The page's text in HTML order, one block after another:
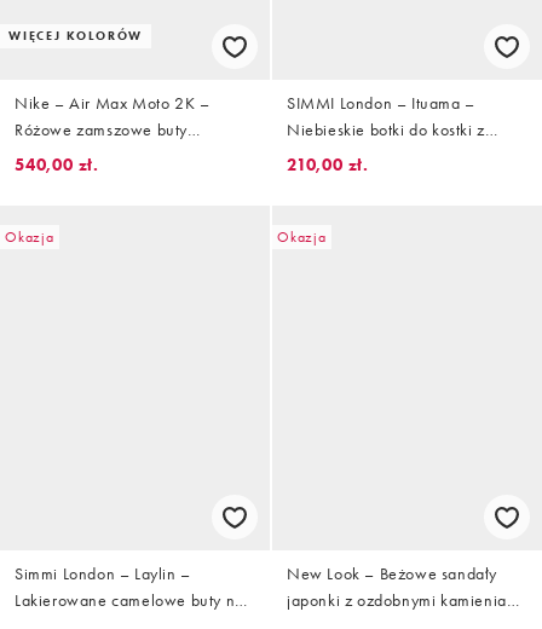
WIĘCEJ KOLORÓW
Nike – Air Max Moto 2K –
Różowe zamszowe buty
sportowe
540,00 zł.
SIMMI London – Ituama –
Niebieskie botki do kostki z
wywiniętą cholewką
210,00 zł.
Okazja
Simmi London – Laylin –
Lakierowane camelowe buty na
Okazja
New Look – Beżowe sandały
japonki z ozdobnymi kamieniami